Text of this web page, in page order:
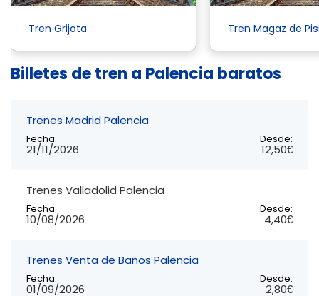
Tren Grijota Tren Magaz de
Billetes de tren a Palencia baratos
Trenes Madrid Palencia
Fecha:
21/11/2026
Desde:
12,50€
Trenes Valladolid Palencia
Fecha:
10/08/2026
Desde:
4,40€
Trenes Venta de Baños Palencia
Fecha:
01/09/2026
Desde:
2,80€